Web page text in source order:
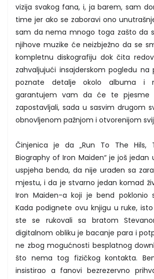
vizija svakog fana, i, ja barem, sam
time jer ako se zaboravi ono
sam da nema mnogo toga zašto da
njihove muzike će neizbježno da se
kompletnu diskografiju dok čita
zahvaljujući insajderskom pogledu na
poznate detalje okolo albuma i
garantujem vam da će te pjesme
zapostavljali, sada u sasvim drugom
obnovljenom pažnjom i otvorenijom
Činjenica je da „Run To The Hils,
Biography of Iron Maiden“ je još jedan
uspjeha benda, da nije urađen sa
mjestu, i da je stvarno jedan komad
Iron Maiden-a koji je bend poklonio
Kada podignete ovu knjigu u ruke,
ste se rukovali sa bratom
digitalnom obliku je bacanje para i
ne zbog mogućnosti besplatnog
što nema tog fizičkog kontakta.
insistirao a fanovi bezrezervno